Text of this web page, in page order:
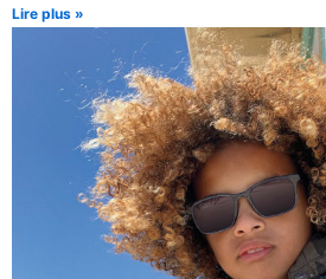
Lire plus »